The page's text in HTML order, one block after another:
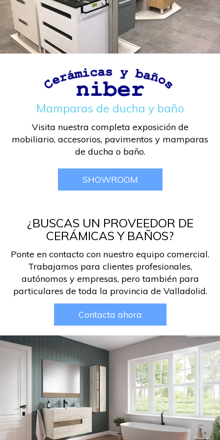
Mamparas de ducha y baño
Visita nuestra completa exposición de
mobiliario, accesorios, pavimentos y mamparas
de ducha o baño.
SHOWROOM
¿BUSCAS UN PROVEEDOR DE
CERÁMICAS Y BAÑOS?
Ponte en contacto con nuestro equipo comercial.
Trabajamos para clientes profesionales,
autónomos y empresas, pero también para
particulares de toda la provincia de Valladolid.
Contacta ahora